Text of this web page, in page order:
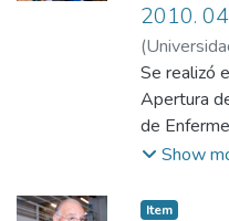
2010. 04
(
Se realizó
Apertura
de
organiza
Argentina
Show
Item